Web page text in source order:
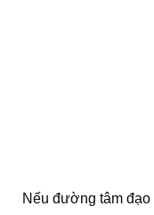
Nếu đường tâm